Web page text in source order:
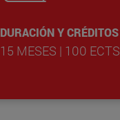
DURACIÓN Y CRÉDITOS
15 MESES | 100 ECTS